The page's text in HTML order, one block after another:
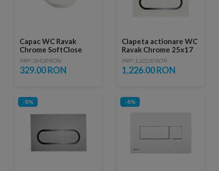
Capac WC Ravak
Chrome SoftClose
PRP: 354.00 RON
329.00 RON
Clapeta actionare WC
Ravak Chrome 25x17
cm, alb
PRP: 1,322.00 RON
1,226.00 RON
-8% -8%